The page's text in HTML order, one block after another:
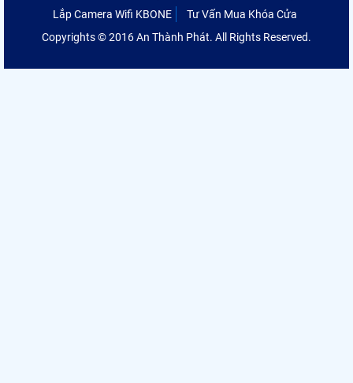
Lắp Camera Wifi KBONE
Tư Vấn Mua Khóa Cửa
Copyrights © 2016 An Thành Phát. All Rights Reserved.